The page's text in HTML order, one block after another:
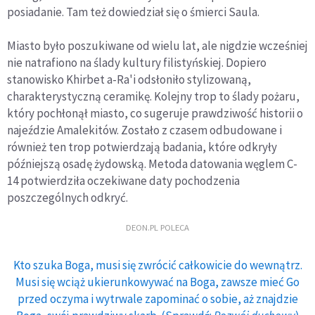
posiadanie. Tam też dowiedział się o śmierci Saula.
Miasto było poszukiwane od wielu lat, ale nigdzie wcześniej
nie natrafiono na ślady kultury filistyńskiej. Dopiero
stanowisko Khirbet a-Ra'i odsłoniło stylizowaną,
charakterystyczną ceramikę. Kolejny trop to ślady pożaru,
który pochłonął miasto, co sugeruje prawdziwość historii o
najeździe Amalekitów. Zostało z czasem odbudowane i
również ten trop potwierdzają badania, które odkryły
późniejszą osadę żydowską. Metoda datowania węglem C-
14 potwierdziła oczekiwane daty pochodzenia
poszczególnych odkryć.
DEON.PL POLECA
Kto szuka Boga, musi się zwrócić całkowicie do wewnątrz.
Musi się wciąż ukierunkowywać na Boga, zawsze mieć Go
przed oczyma i wytrwale zapominać o sobie, aż znajdzie